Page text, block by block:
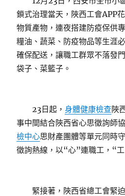
鎖式治理當天，陜西工會APP
物質產物，連夜搭建防疫保供
糧油、蔬菜、防疫物品等生涯
確保配送，讓職工群眾不落發
袋子、菜籃子。
23日起， 身體健康檢查陜
事中間結合陜西省心思徵詢師
檢中心思財產團體等單元同時
徵詢熱線，以“心”連職工，“
緊接著，陜西省總工會緊迫